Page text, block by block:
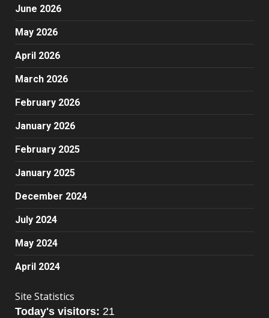
June 2026
May 2026
April 2026
March 2026
February 2026
January 2026
February 2025
January 2025
December 2024
July 2024
May 2024
April 2024
Site Statistics
Today's visitors: 21